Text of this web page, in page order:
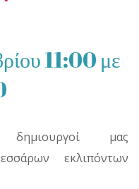
11:00 με
δημιουργοί μας
εκλιπόντων